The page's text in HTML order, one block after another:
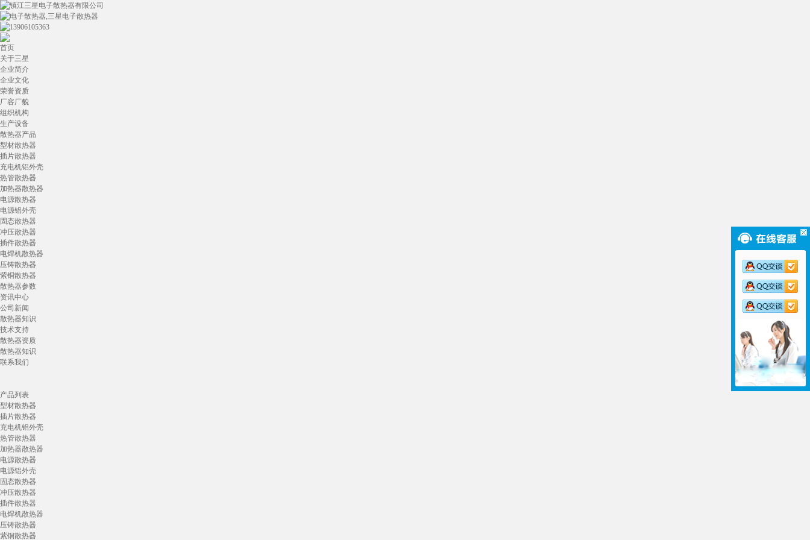
首页
关于三星
企业简介
企业文化
荣誉资质
厂容厂貌
组织机构
生产设备
散热器产品
型材散热器
插片散热器
充电机铝外壳
热管散热器
加热器散热器
电源散热器
电源铝外壳
固态散热器
冲压散热器
插件散热器
电焊机散热器
压铸散热器
紫铜散热器
散热器参数
资讯中心
公司新闻
散热器知识
技术支持
散热器资质
散热器知识
联系我们
产品列表
型材散热器
插片散热器
充电机铝外壳
热管散热器
加热器散热器
电源散热器
电源铝外壳
固态散热器
冲压散热器
插件散热器
电焊机散热器
压铸散热器
紫铜散热器